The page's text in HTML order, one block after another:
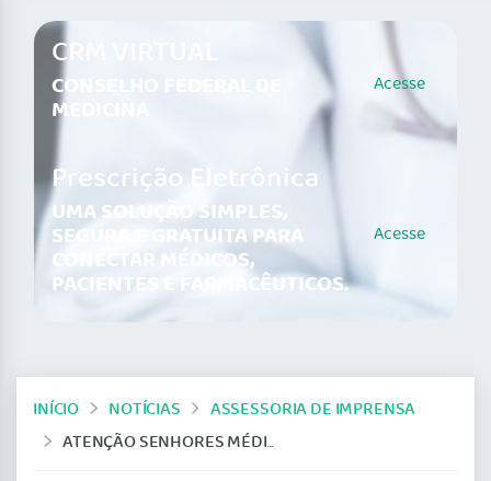
CRM VIRTUAL
CONSELHO FEDERAL DE
MEDICINA
Acesse
Prescrição Eletrônica
UMA SOLUÇÃO SIMPLES,
SEGURA E GRATUITA PARA
CONECTAR MÉDICOS,
PACIENTES E FARMACÊUTICOS.
Acesse
INÍCIO NOTÍCIAS
ASSESSORIA DE IMPRENSA
ATENÇÃO SENHORES MÉDICOS